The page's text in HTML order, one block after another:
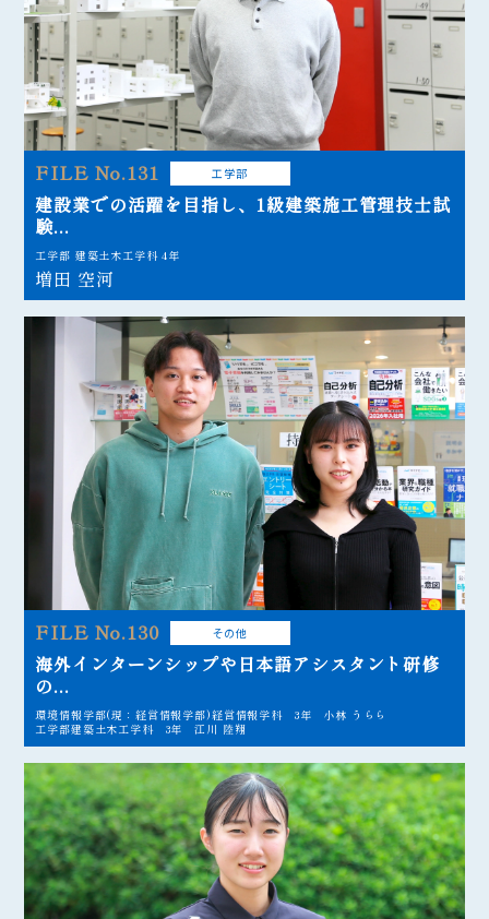
FILE No.131 工学部
建設業での活躍を目指し、1級建築施工管理技士試
験...
工学部 建築土木工学科 4年
増田 空河
FILE No.130 その他
海外インターンシップや日本語アシスタント研修
の...
環境情報学部(現：経営情報学部)経営情報学科 3年 小林 うらら
工学部建築土木工学科 3年 江川 陸翔